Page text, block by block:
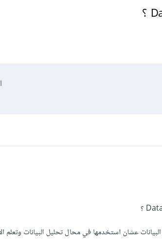
عشان استخدمها في محال تحليل البيانات وتعلم